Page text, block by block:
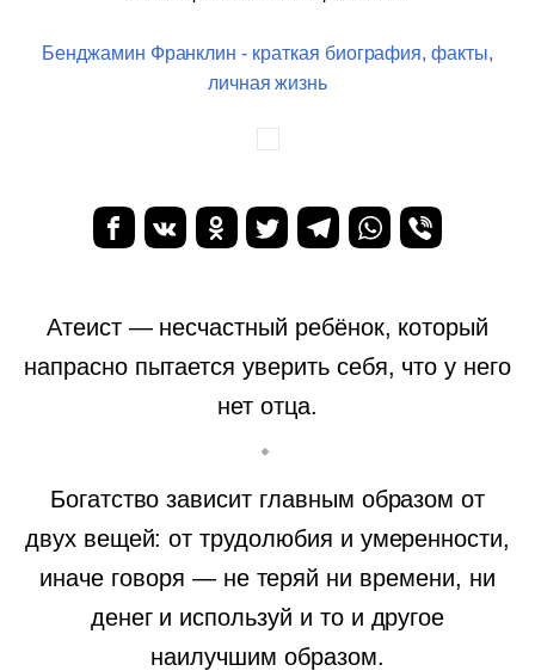
Бенджамин Франклин - краткая биография, факты,
личная жизнь
Атеист — несчастный ребёнок, который
напрасно пытается уверить себя, что у него
нет отца.
Богатство зависит главным образом от
двух вещей: от трудолюбия и умеренности,
иначе говоря — не теряй ни времени, ни
денег и используй и то и другое
наилучшим образом.